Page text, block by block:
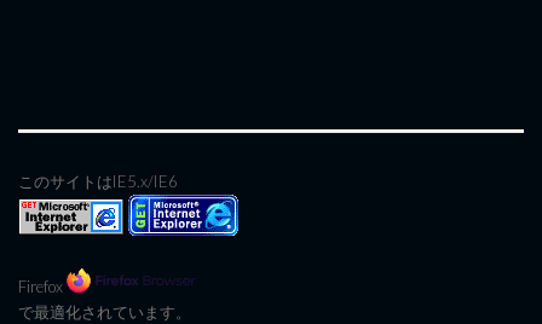
このサイトはIE5.x/IE6
Firefox
で最適化されています。